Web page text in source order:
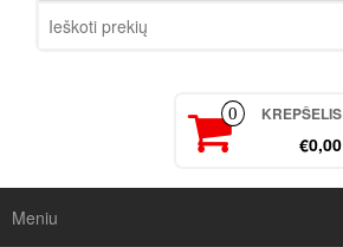
0 KREPŠELIS
€0,00
Meniu